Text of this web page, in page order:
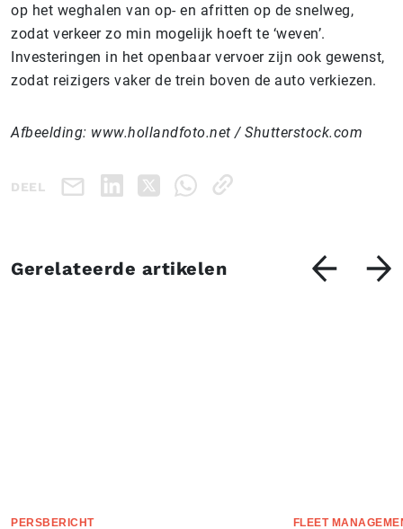
op het weghalen van op- en afritten op de snelweg,
zodat verkeer zo min mogelijk hoeft te ‘weven’.
Investeringen in het openbaar vervoer zijn ook gewenst,
zodat reizigers vaker de trein boven de auto verkiezen.
Afbeelding: www.hollandfoto.net / Shutterstock.com
DEEL
Gerelateerde artikelen
PERSBERICHT FLEET